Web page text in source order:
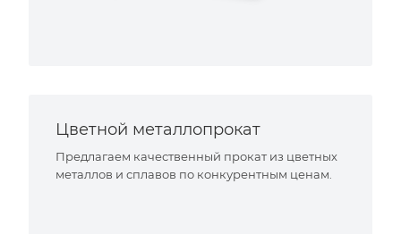
Цветной металлопрокат
Предлагаем качественный прокат из цветных
металлов и сплавов по конкурентным ценам.